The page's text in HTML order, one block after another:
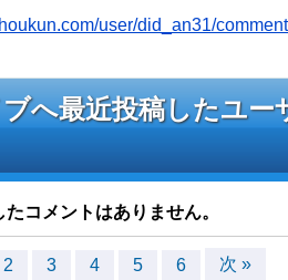
user/did_an31/
へ最近投稿したユー
コメントはありません。
2 3 4 5 6 次 »